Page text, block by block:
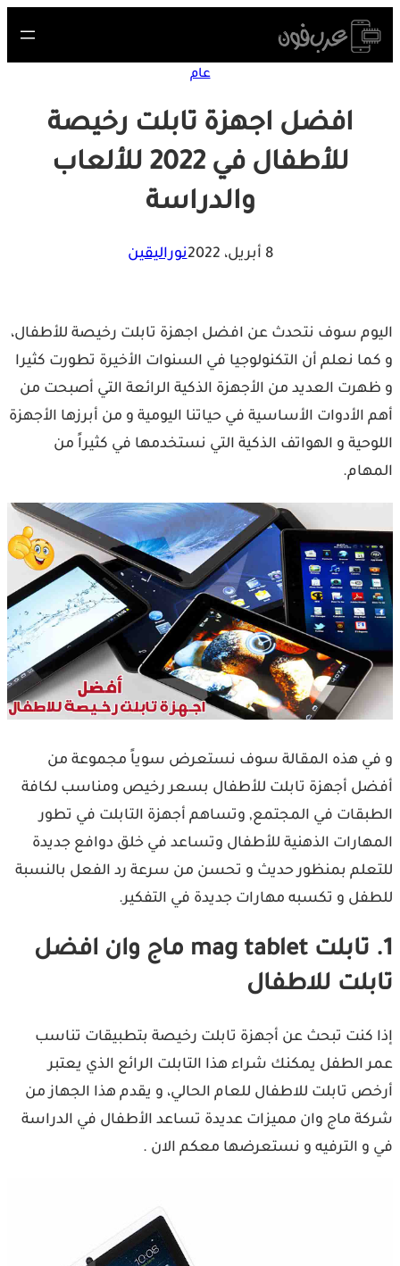
Skip
to
عام
افضل اجهزة تابلت رخيصة
للأطفال في 2022 للألعاب
والدراسة
8 أبريل، 2022 نوراليقين
اليوم سوف نتحدث عن افضل اجهزة تابلت رخيصة للأطفال،
و كما نعلم أن التكنولوجيا في السنوات الأخيرة تطورت كثيرا
و ظهرت العديد من الأجهزة الذكية الرائعة التي أصبحت من
أهم الأدوات الأساسية في حياتنا اليومية و من أبرزها الأجهزة
اللوحية و الهواتف الذكية التي نستخدمها في كثيراً من
المهام.
و في هذه المقالة سوف نستعرض سوياً مجموعة من
أفضل أجهزة تابلت للأطفال بسعر رخيص ومناسب لكافة
الطبقات في المجتمع, وتساهم أجهزة التابلت في تطور
المهارات الذهنية للأطفال وتساعد في خلق دوافع جديدة
للتعلم بمنظور حديث و تحسن من سرعة رد الفعل بالنسبة
للطفل و تكسبه مهارات جديدة في التفكير.
1. تابلت mag tablet ماج وان افضل
تابلت للاطفال
إذا كنت تبحث عن أجهزة تابلت رخيصة بتطبيقات تناسب
عمر الطفل يمكنك شراء هذا التابلت الرائع الذي يعتبر
أرخص تابلت للاطفال للعام الحالي، و يقدم هذا الجهاز من
شركة ماج وان مميزات عديدة تساعد الأطفال في الدراسة
في و الترفيه و نستعرضها معكم الان .